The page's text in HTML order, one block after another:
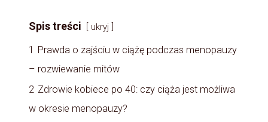
Spis treści ukryj
1 Prawda o zajściu w ciążę podczas menopauzy
– rozwiewanie mitów
2 Zdrowie kobiece po 40: czy ciąża jest możliwa
w okresie menopauzy?